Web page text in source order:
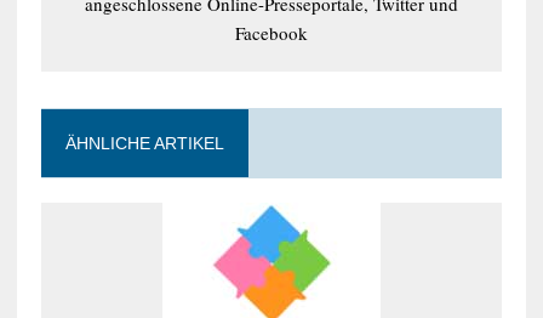
Facebook
ÄHNLICHE ARTIKEL